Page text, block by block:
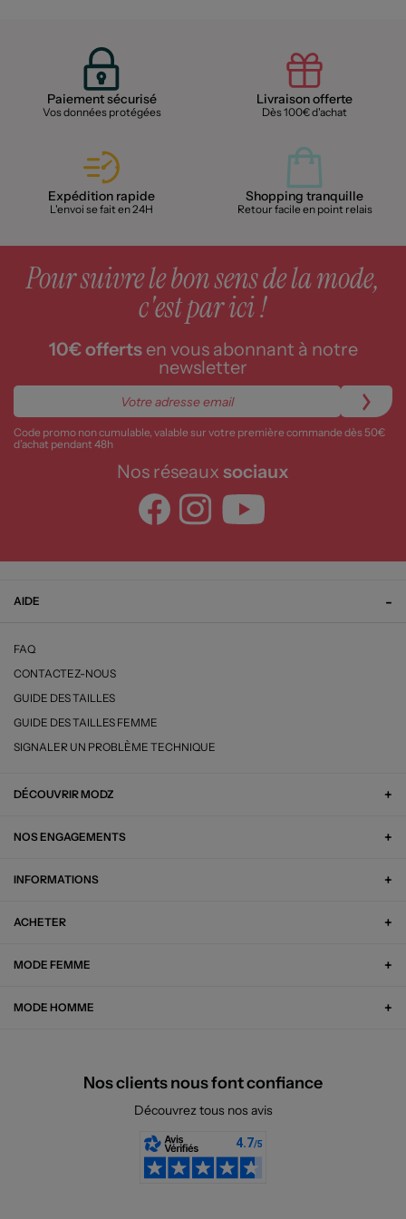
Paiement sécurisé
Vos données protégées
Livraison offerte
Dès 100€ d'achat
Expédition rapide
L'envoi se fait en 24H
Shopping tranquille
Retour facile en point relais
Pour suivre le bon sens de la mode,
c'est par ici !
10€ offertsen vous abonnant à notre
newsletter
Code promo non cumulable, valable sur votre première commande dès 50€
d’achat pendant 48h
Nos réseaux sociaux
AIDE
FAQ
CONTACTEZ-NOUS
GUIDE DES TAILLES
GUIDE DES TAILLES FEMME
SIGNALER UN PROBLÈME TECHNIQUE
DÉCOUVRIR MODZ
NOS ENGAGEMENTS
INFORMATIONS
ACHETER
MODE FEMME
MODE HOMME
Nos clients nous font confiance
Découvrez tous nos avis